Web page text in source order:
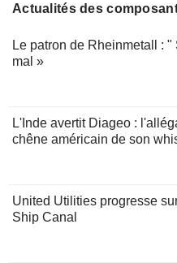
Actualités des
Le patron de Rheinmetall :
mal »
L'Inde avertit Diageo :
chêne américain de son
United Utilities progresse
Ship Canal